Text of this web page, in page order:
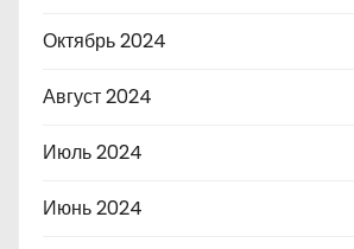
Октябрь 2024
Август 2024
Июль 2024
Июнь 2024